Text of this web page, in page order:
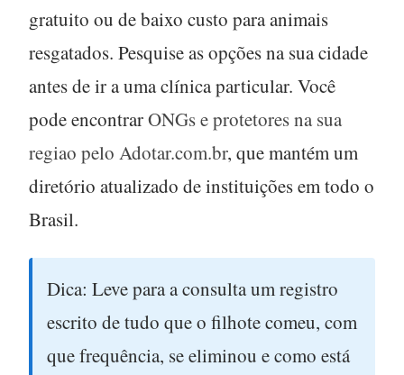
gratuito ou de baixo custo para animais
resgatados. Pesquise as opções na sua cidade
antes de ir a uma clínica particular. Você
pode encontrarONGs e protetores na sua
regiao pelo Adotar.com.br, que mantém um
diretório atualizado de instituições em todo o
Brasil.
Dica: Leve para a consulta um registro
escrito de tudo que o filhote comeu, com
que frequência, se eliminou e como está